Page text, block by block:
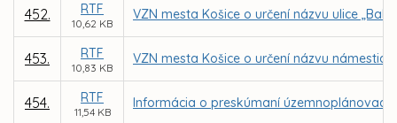
452. RTF
10,62 KB
VZN mesta Košice o určení názvu ulice
453. RTF
10,83 KB
VZN mesta Košice o určení názvu námestia
454. RTF
11,54 KB
Informácia o preskúmaní